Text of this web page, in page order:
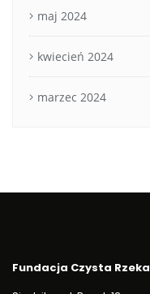
maj 2024
kwiecień 2024
marzec 2024
Fundacja Czysta Rzeka